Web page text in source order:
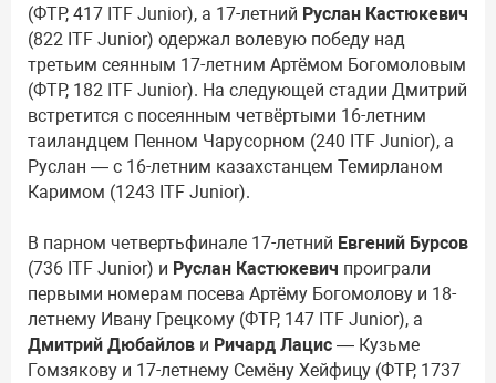
(ФТР, 417 ITF Junior), а 17-летний Руслан Кастюкевич
(822 ITF Junior) одержал волевую победу над
третьим сеянным 17-летним Артёмом Богомоловым
(ФТР, 182 ITF Junior). На следующей стадии Дмитрий
встретится с посеянным четвёртыми 16-летним
таиландцем Пенном Чарусорном (240 ITF Junior), а
Руслан — с 16-летним казахстанцем Темирланом
Каримом (1243 ITF Junior).
В парном четвертьфинале 17-летний Евгений Бурсов
(736 ITF Junior) и Руслан Кастюкевич проиграли
первыми номерам посева Артёму Богомолову и 18-
летнему Ивану Грецкому (ФТР, 147 ITF Junior), а
Дмитрий Дюбайлов и Ричард Лацис — Кузьме
Гомзякову и 17-летнему Семёну Хейфицу (ФТР, 1737